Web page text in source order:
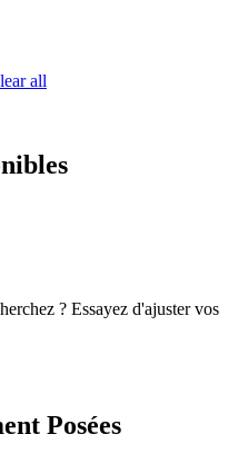
all
? Essayez d'ajuster vos
Posées